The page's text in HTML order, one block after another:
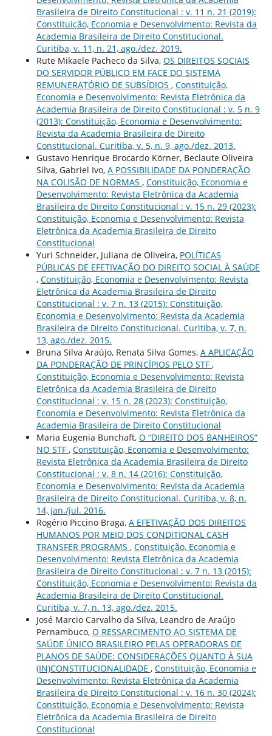
Brasileira de Direito Constitucional : v. 11 n. 21 (2019):
Constituição, Economia e Desenvolvimento: Revista da
Academia Brasileira de Direito Constitucional.
Curitiba, v. 11, n. 21, ago./dez. 2019.
Rute Mikaele Pacheco da Silva, OS DIREITOS SOCIAIS
DO SERVIDOR PÚBLICO EM FACE DO SISTEMA
REMUNERATÓRIO DE SUBSÍDIOS , Constituição,
Economia e Desenvolvimento: Revista Eletrônica da
Academia Brasileira de Direito Constitucional : v. 5 n. 9
(2013): Constituição, Economia e Desenvolvimento:
Revista da Academia Brasileira de Direito
Constitucional. Curitiba, v. 5, n. 9, ago./dez. 2013.
Gustavo Henrique Brocardo Körner, Beclaute Oliveira
Silva, Gabriel Ivo, A POSSIBILIDADE DA PONDERAÇÃO
NA COLISÃO DE NORMAS , Constituição, Economia e
Desenvolvimento: Revista Eletrônica da Academia
Brasileira de Direito Constitucional : v. 15 n. 29 (2023):
Constituição, Economia e Desenvolvimento: Revista
Eletrônica da Academia Brasileira de Direito
Constitucional
Yuri Schneider, Juliana de Oliveira, POLÍTICAS
PÚBLICAS DE EFETIVAÇÃO DO DIREITO SOCIAL À SAÚDE
, Constituição, Economia e Desenvolvimento: Revista
Eletrônica da Academia Brasileira de Direito
Constitucional : v. 7 n. 13 (2015): Constituição,
Economia e Desenvolvimento: Revista da Academia
Brasileira de Direito Constitucional. Curitiba, v. 7, n.
13, ago./dez. 2015.
Bruna Silva Araújo, Renata Silva Gomes, A APLICAÇÃO
DA PONDERAÇÃO DE PRINCÍPIOS PELO STF ,
Constituição, Economia e Desenvolvimento: Revista
Eletrônica da Academia Brasileira de Direito
Constitucional : v. 15 n. 28 (2023): Constituição,
Economia e Desenvolvimento: Revista Eletrônica da
Academia Brasileira de Direito Constitucional
Maria Eugenia Bunchaft, O “DIREITO DOS BANHEIROS”
NO STF , Constituição, Economia e Desenvolvimento:
Revista Eletrônica da Academia Brasileira de Direito
Constitucional : v. 8 n. 14 (2016): Constituição,
Economia e Desenvolvimento: Revista da Academia
Brasileira de Direito Constitucional. Curitiba, v. 8, n.
14, jan./jul. 2016.
Rogério Piccino Braga, A EFETIVAÇÃO DOS DIREITOS
HUMANOS POR MEIO DOS CONDITIONAL CASH
TRANSFER PROGRAMS , Constituição, Economia e
Desenvolvimento: Revista Eletrônica da Academia
Brasileira de Direito Constitucional : v. 7 n. 13 (2015):
Constituição, Economia e Desenvolvimento: Revista da
Academia Brasileira de Direito Constitucional.
Curitiba, v. 7, n. 13, ago./dez. 2015.
José Marcio Carvalho da Silva, Leandro de Araújo
Pernambuco, O RESSARCIMENTO AO SISTEMA DE
SAÚDE ÚNICO BRASILEIRO PELAS OPERADORAS DE
PLANOS DE SAÚDE: CONSIDERAÇÕES QUANTO À SUA
(IN)CONSTITUCIONALIDADE , Constituição, Economia e
Desenvolvimento: Revista Eletrônica da Academia
Brasileira de Direito Constitucional : v. 16 n. 30 (2024):
Constituição, Economia e Desenvolvimento: Revista
Eletrônica da Academia Brasileira de Direito
Constitucional